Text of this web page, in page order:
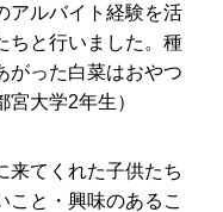
アルバイト経験を活
ちと行いました。種
がった白菜はおやつ
大学2年生）
来てくれた子供たち
こと・興味のあるこ